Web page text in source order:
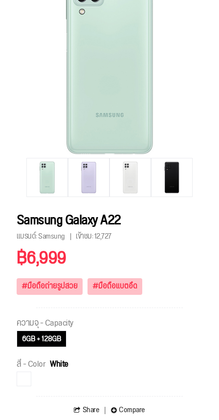
Samsung Galaxy A22
แบรนด์: Samsung เข้าชม:12,727
฿6,999
#มือถือถ่ายรูปสวย #มือถือแบตอึด
ความจุ - Capacity
6GB + 128GB
สี - Color White
Share Compare